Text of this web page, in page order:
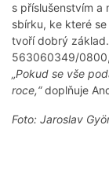
s příslušenstvím a
sbírku, ke které
tvoří dobrý
563060349/
„Pokud se vše
roce,“doplňuje
Foto: Jaroslav